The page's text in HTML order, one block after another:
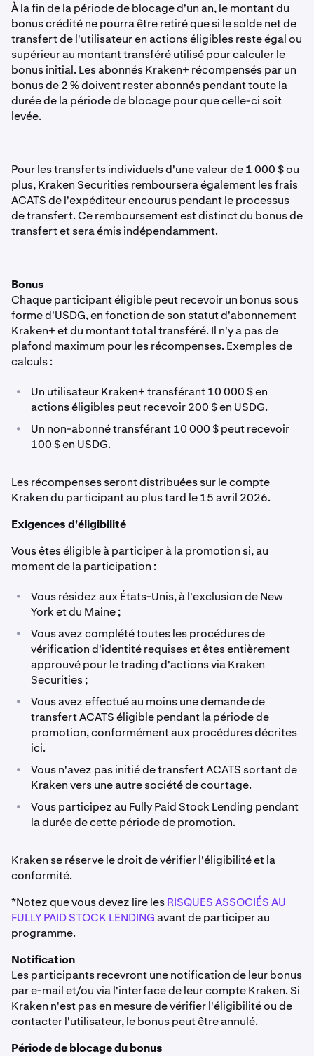
À la fin de la période de blocage d'un an, le montant du
bonus crédité ne pourra être retiré que si le solde net de
transfert de l'utilisateur en actions éligibles reste égal ou
supérieur au montant transféré utilisé pour calculer le
bonus initial. Les abonnés Kraken+ récompensés par un
bonus de 2 % doivent rester abonnés pendant toute la
durée de la période de blocage pour que celle-ci soit
levée.
Pour les transferts individuels d'une valeur de 1 000 $ ou
plus, Kraken Securities remboursera également les frais
ACATS de l'expéditeur encourus pendant le processus
de transfert. Ce remboursement est distinct du bonus de
transfert et sera émis indépendamment.
Bonus
Chaque participant éligible peut recevoir un bonus sous
forme d'USDG, en fonction de son statut d'abonnement
Kraken+ et du montant total transféré. Il n'y a pas de
plafond maximum pour les récompenses. Exemples de
calculs :
•
Un utilisateur Kraken+ transférant 10 000 $ en
actions éligibles peut recevoir 200 $ en USDG.
•
Un non-abonné transférant 10 000 $ peut recevoir
100 $ en USDG.
Les récompenses seront distribuées sur le compte
Kraken du participant au plus tard le 15 avril 2026.
Exigences d'éligibilité
Vous êtes éligible à participer à la promotion si, au
moment de la participation :
•
Vous résidez aux États-Unis, à l'exclusion de New
York et du Maine ;
•
Vous avez complété toutes les procédures de
vérification d'identité requises et êtes entièrement
approuvé pour le trading d'actions via Kraken
Securities ;
•
Vous avez effectué au moins une demande de
transfert ACATS éligible pendant la période de
promotion, conformément aux procédures décrites
ici.
•
Vous n'avez pas initié de transfert ACATS sortant de
Kraken vers une autre société de courtage.
•
Vous participez au Fully Paid Stock Lending pendant
la durée de cette période de promotion.
Kraken se réserve le droit de vérifier l'éligibilité et la
conformité.
*Notez que vous devez lire lesRISQUES ASSOCIÉS AU
FULLY PAID STOCK LENDINGavant de participer au
programme.
Notification
Les participants recevront une notification de leur bonus
par e-mail et/ou via l'interface de leur compte Kraken. Si
Kraken n'est pas en mesure de vérifier l'éligibilité ou de
contacter l'utilisateur, le bonus peut être annulé.
Période de blocage du bonus